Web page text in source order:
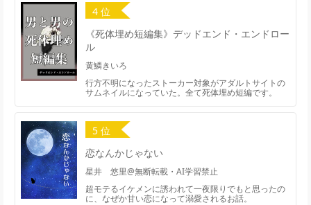
4 位
《死体埋め短編集》デッドエンド・エンドロー
ル
黄鱗きいろ
行方不明になったストーカー対象がアダルトサイトの
サムネイルになっていた。全て死体埋め短編です。
5 位
恋なんかじゃない
星井 悠里@無断転載・AI学習禁止
超モテるイケメンに誘われて一夜限りでもと思ったの
に、なぜか甘い恋になって溺愛されるお話。